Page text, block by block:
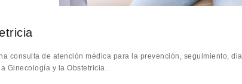
consulta de atención médica para la prevención, seguimiento,
Ginecología y la Obstetricia.